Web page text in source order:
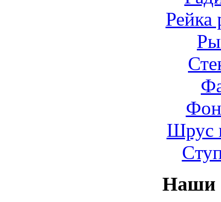
Рейка
Шрус
Наши